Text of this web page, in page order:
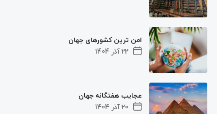
22 آذر 1404
امن ترین کشورهای جهان
20 آذر 1404
عجایب هفتگانه جهان